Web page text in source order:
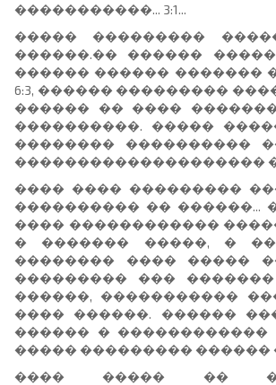
�����������... 3:1...
����� ���������
������.�� ������
������ ������ �������
6:3, ������ ���������
������ �� ����
����������. �����
�������� ����������
��������������������
���� ���� ���������
���������� �� ������...
���� ������������
� ������� �����, �
�������� ���� �����
��������� ���
������, �����������
���� ������. ������
������ �
����� ��������� ������
���� ����� ��